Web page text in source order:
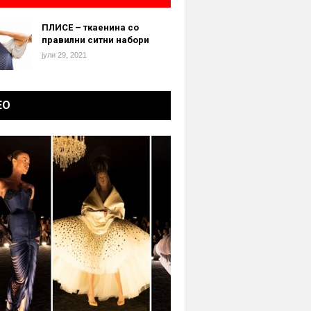
ПЛИСЕ – ткаенина со
правилни ситни набори
јули 29, 2021